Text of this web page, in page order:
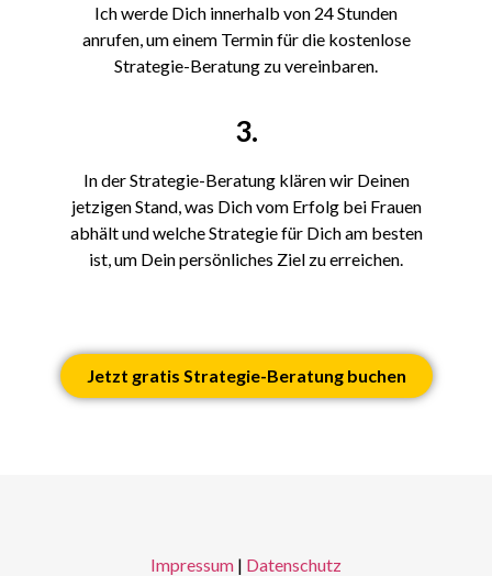
Ich werde Dich innerhalb von 24 Stunden
anrufen, um einem Termin für die kostenlose
Strategie-Beratung zu vereinbaren.
3.
In der Strategie-Beratung klären wir Deinen
jetzigen Stand, was Dich vom Erfolg bei Frauen
abhält und welche Strategie für Dich am besten
ist, um Dein persönliches Ziel zu erreichen.
Jetzt gratis Strategie-Beratung buchen
Impressum | Datenschutz